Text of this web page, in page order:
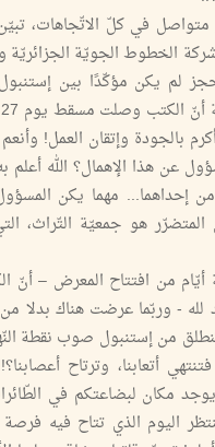
في كلّ الاتّجاهات،
الخطوط الجويّة
لم يكن مؤكّدًا بين
بالجودة وإتقان العمل!
عن هذا الإهمال؟ الله أعلم
من إحداهما... مهما يكن
هو جمعيّة التّراث،
أيّام من افتتاح المعرض – أنّ
- وربّما عرضت هناك بدلا
من إستنبول صوب نقطة
فتنتهي أتعابنا، وترتاح
مكان لبضاعتكم في
اليوم الذي تتاح فيه